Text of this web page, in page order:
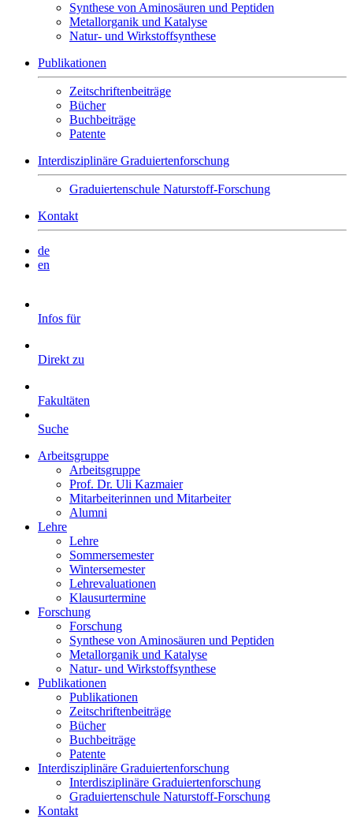
Synthese von Aminosäuren und Peptiden
Metallorganik und Katalyse
Natur- und Wirkstoffsynthese
Publikationen
Zeitschriftenbeiträge
Bücher
Buchbeiträge
Patente
Interdisziplinäre Graduiertenforschung
Graduiertenschule Naturstoff-Forschung
Kontakt
de
en
Infos für
Direkt zu
Fakultäten
Suche
Arbeitsgruppe
Arbeitsgruppe
Prof. Dr. Uli Kazmaier
Mitarbeiterinnen und Mitarbeiter
Alumni
Lehre
Lehre
Sommersemester
Wintersemester
Lehrevaluationen
Klausurtermine
Forschung
Forschung
Synthese von Aminosäuren und Peptiden
Metallorganik und Katalyse
Natur- und Wirkstoffsynthese
Publikationen
Publikationen
Zeitschriftenbeiträge
Bücher
Buchbeiträge
Patente
Interdisziplinäre Graduiertenforschung
Interdisziplinäre Graduiertenforschung
Graduiertenschule Naturstoff-Forschung
Kontakt